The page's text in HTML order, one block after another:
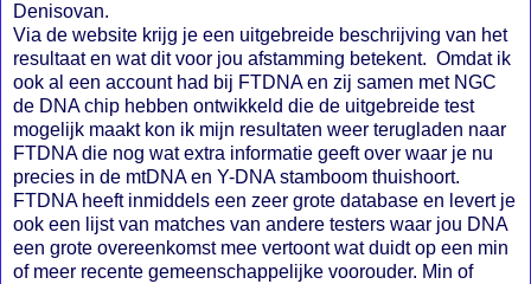
Denisovan.
Via de website krijg je een uitgebreide beschrijving van het
resultaat en wat dit voor jou afstamming betekent. Omdat ik
ook al een account had bij FTDNA en zij samen met NGC
de DNA chip hebben ontwikkeld die de uitgebreide test
mogelijk maakt kon ik mijn resultaten weer terugladen naar
FTDNA die nog wat extra informatie geeft over waar je nu
precies in de mtDNA en Y-DNA stamboom thuishoort.
FTDNA heeft inmiddels een zeer grote database en levert je
ook een lijst van matches van andere testers waar jou DNA
een grote overeenkomst mee vertoont wat duidt op een min
of meer recente gemeenschappelijke voorouder. Min of